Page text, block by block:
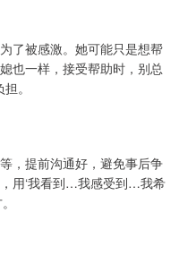
了被感激。她可能只是想帮
也一样，接受帮助时，别总
。
，提前沟通好，避免事后争
用‘我看到…我感受到…我希